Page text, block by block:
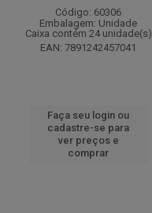
Código: 60306
Embalagem: Unidade
Caixa contém 24 unidade(s)
EAN: 7891242457041
Faça seu login ou
cadastre-se para
ver preços e
comprar